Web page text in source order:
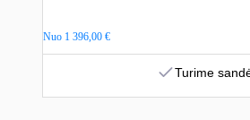
Nuo 1 396,00 €
Turime